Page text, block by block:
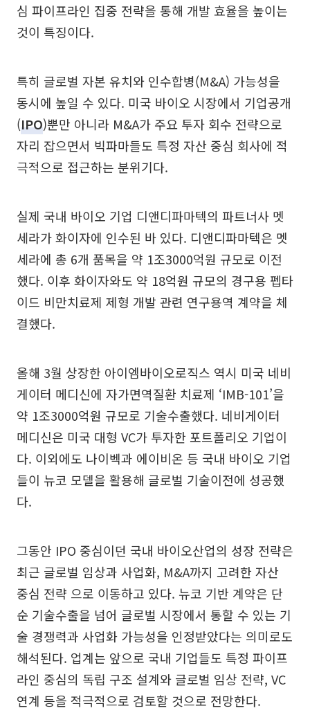
심 파이프라인 집중 전략을 통해 개발 효율을 높이는
것이 특징이다.
특히 글로벌 자본 유치와 인수합병(M&A) 가능성을
동시에 높일 수 있다. 미국 바이오 시장에서 기업공개
(IPO)뿐만 아니라 M&A가 주요 투자 회수 전략으로
자리 잡으면서 빅파마들도 특정 자산 중심 회사에 적
극적으로 접근하는 분위기다.
실제 국내 바이오 기업 디앤디파마텍의 파트너사 멧
세라가 화이자에 인수된 바 있다. 디앤디파마텍은 멧
세라에 총 6개 품목을 약 1조3000억원 규모로 이전
했다. 이후 화이자와도 약 18억원 규모의 경구용 펩타
이드 비만치료제 제형 개발 관련 연구용역 계약을 체
결했다.
올해 3월 상장한 아이엠바이오로직스 역시 미국 네비
게이터 메디신에 자가면역질환 치료제 ‘IMB-101’을
약 1조3000억원 규모로 기술수출했다. 네비게이터
메디신은 미국 대형 VC가 투자한 포트폴리오 기업이
다. 이외에도 나이벡과 에이비온 등 국내 바이오 기업
들이 뉴코 모델을 활용해 글로벌 기술이전에 성공했
다.
그동안 IPO 중심이던 국내 바이오산업의 성장 전략은
최근 글로벌 임상과 사업화, M&A까지 고려한 자산
중심 전략 으로 이동하고 있다. 뉴코 기반 계약은 단
순 기술수출을 넘어 글로벌 시장에서 통할 수 있는 기
술 경쟁력과 사업화 가능성을 인정받았다는 의미로도
해석된다. 업계는 앞으로 국내 기업들도 특정 파이프
라인 중심의 독립 구조 설계와 글로벌 임상 전략, VC
연계 등을 적극적으로 검토할 것으로 전망한다.